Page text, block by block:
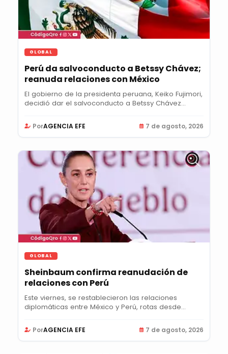
GLOBAL
Perú da salvoconducto a Betssy Chávez;
reanuda relaciones con México
El gobierno de la presidenta peruana, Keiko Fujimori,
decidió dar el salvoconducto a Betssy Chávez...
PorAGENCIA EFE 7 de agosto, 2026
GLOBAL
Sheinbaum confirma reanudación de
relaciones con Perú
Este viernes, se restablecieron las relaciones
diplomáticas entre México y Perú, rotas desde...
PorAGENCIA EFE 7 de agosto, 2026